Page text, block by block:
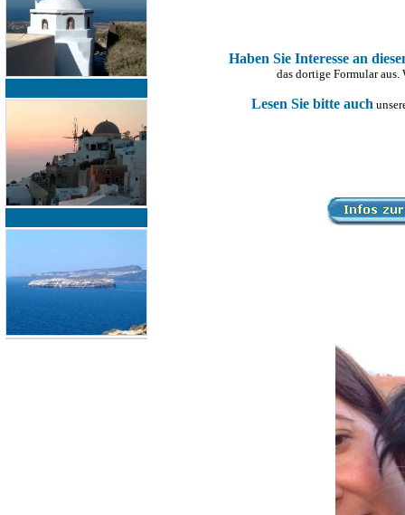
Haben Sie Interesse an
das dortige Formular
Lesen Sie bitte auch